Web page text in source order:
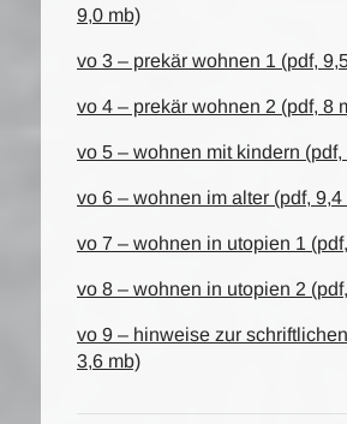
9,0 mb)
vo 3 – prekär wohnen 1 (pdf,
vo 4 – prekär wohnen 2 (pdf, 8
vo 5 – wohnen mit kindern (pdf,
vo 6 – wohnen im alter (pdf, 9,4
vo 7 – wohnen in utopien 1
vo 8 – wohnen in utopien 2
vo 9 – hinweise zur
3,6 mb)